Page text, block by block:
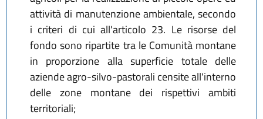
attività di manutenzione ambientale, secondo
i criteri di cui all'articolo 23. Le risorse del
fondo sono ripartite tra le Comunità montane
in proporzione alla superficie totale delle
aziende agro-silvo-pastorali censite all'interno
delle zone montane dei rispettivi ambiti
territoriali;